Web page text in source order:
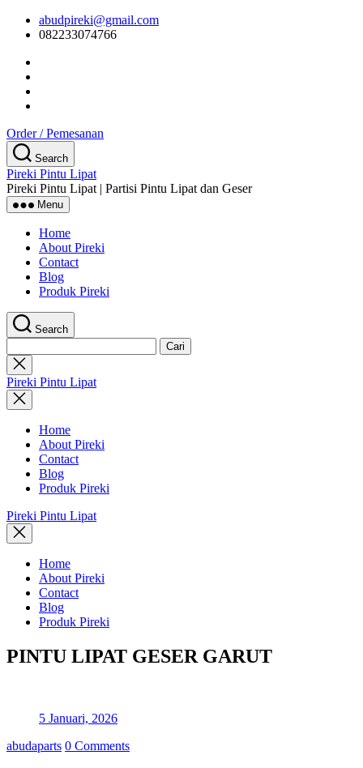
Skip
content
abudpireki@gmail.com
082233074766
Order / Pemesanan
Search
Pireki Pintu Lipat
Pireki Pintu Lipat | Partisi Pintu Lipat dan Geser
Menu
Home
About Pireki
Contact
Blog
Produk Pireki
Search
untuk:
Close
search
Pireki Pintu Lipat
Home
About Pireki
Contact
Blog
Produk Pireki
Pireki Pintu Lipat
Home
About Pireki
Contact
Blog
Produk Pireki
PINTU LIPAT GESER GARUT
5 Januari, 2026
abudaparts 0 Comments